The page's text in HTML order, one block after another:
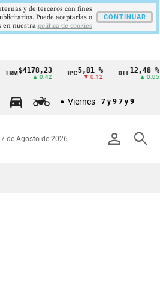
TRM$4178,23
▲ 0.42
IPC5,81 %
▼ 0.12
DTF12,48 %
▲ 0.05
Viernes 7 y 9 7 y 9
person search
7 de Agosto de 2026
y de terceros con fines
Puede aceptarlas o
en nuestra politica de cookies
CONTINUAR